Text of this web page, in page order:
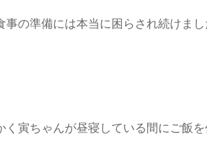
事の準備には本当に困らされ続けまし
く寅ちゃんが昼寝している間にご飯を